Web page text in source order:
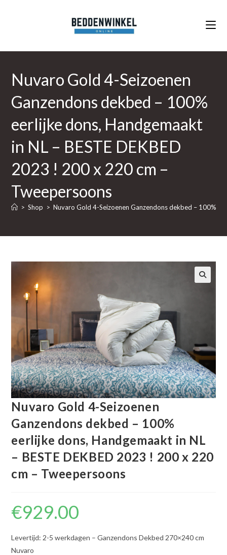
Nuvaro Gold 4-Seizoenen
Ganzendons dekbed – 100%
eerlijke dons, Handgemaakt
in NL – BESTE DEKBED
2023 ! 200 x 220 cm –
Tweepersoons
> Shop > Nuvaro Gold 4-Seizoenen Ganzendons dekbed – 100%
Nuvaro Gold 4-Seizoenen
Ganzendons dekbed – 100%
eerlijke dons, Handgemaakt in NL
– BESTE DEKBED 2023 ! 200 x 220
cm – Tweepersoons
€929.00
Levertijd: 2-5 werkdagen – Ganzendons Dekbed 270×240 cm
Nuvaro